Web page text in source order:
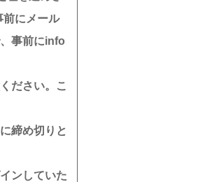
前にメール
事前にinfo
ださい。こ
締め切りと
ンしていた